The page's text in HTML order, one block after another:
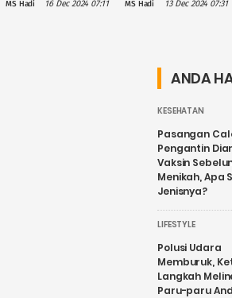
MS Hadi 16 Dec 2024 07:11
Merah
MS Hadi 13 Dec 2024 07:31
ANDA
KESEHATAN
Pasangan
Pengantin
Vaksin
Menikah, Apa
Jenisnya?
LIFESTYLE
Polusi Udara
Memburuk,
Langkah
Paru-paru